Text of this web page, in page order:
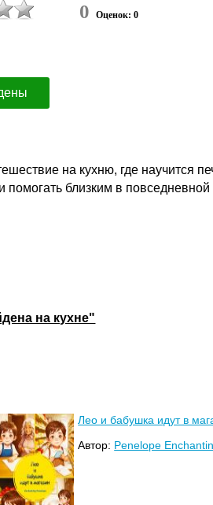
0 Оценок: 0
на кухню, где научится
близким в
на кухне"
Лео и бабушка идут в
Автор: Penelope